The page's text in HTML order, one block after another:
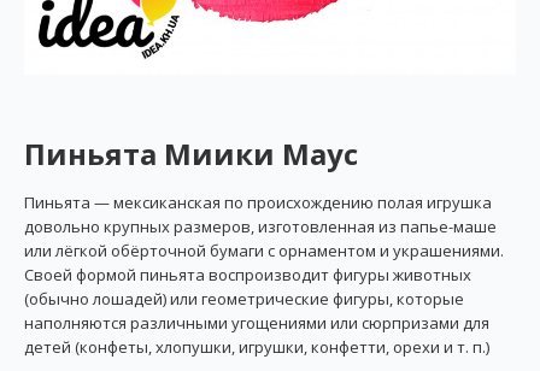
Пиньята Миики Маус
Пиньята — мексиканская по происхождению полая игрушка
довольно крупных размеров, изготовленная из папье-маше
или лёгкой обёрточной бумаги с орнаментом и украшениями.
Своей формой пиньята воспроизводит фигуры животных
(обычно лошадей) или геометрические фигуры, которые
наполняются различными угощениями или сюрпризами для
детей (конфеты, хлопушки, игрушки, конфетти, орехи и т. п.)